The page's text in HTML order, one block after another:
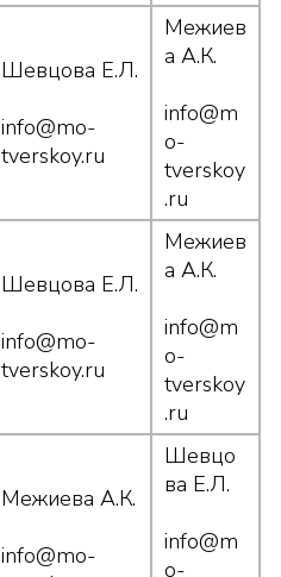
Шевцова Е.Л.
info@mo-
tverskoy.ru
Межиев
а А.К.
info@m
o-
tverskoy
.ru
Шевцова Е.Л.
info@mo-
tverskoy.ru
Межиев
а А.К.
info@m
o-
tverskoy
.ru
Межиева А.К.
info@mo-
Шевцо
ва Е.Л.
info@m
o-